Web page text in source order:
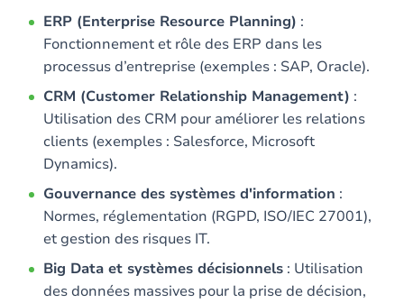
ERP (Enterprise Resource Planning) :
Fonctionnement et rôle des ERP dans les
processus d’entreprise (exemples : SAP, Oracle).
CRM (Customer Relationship Management) :
Utilisation des CRM pour améliorer les relations
clients (exemples : Salesforce, Microsoft
Dynamics).
Gouvernance des systèmes d'information :
Normes, réglementation (RGPD, ISO/IEC 27001),
et gestion des risques IT.
Big Data et systèmes décisionnels : Utilisation
des données massives pour la prise de décision,